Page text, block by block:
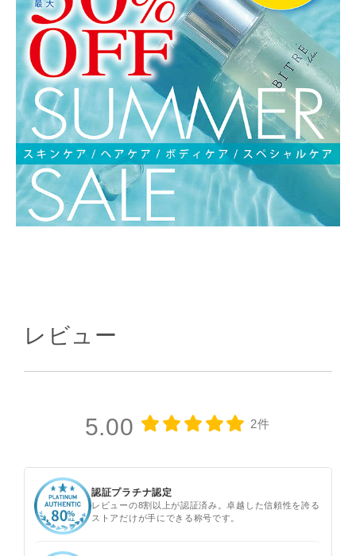
レビュー
5.00 2件
認証プラチナ認定
レビューの8割以上が認証済み。卓越した信頼性を誇る
ストアだけが手にできる称号です。